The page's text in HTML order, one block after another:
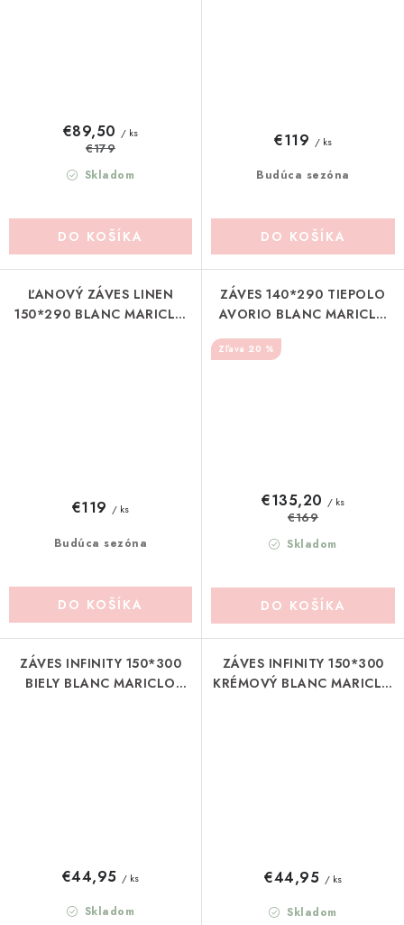
Skladom
€89,50 / ks
€179
DO KOŠÍKA
Budúca sezóna
€119 / ks
DO KOŠÍKA
ĽANOVÝ ZÁVES LINEN
150*290 BLANC MARICLO
Budúca sezóna
€119 / ks
DO KOŠÍKA
ZÁVES 140*290 TIEPOLO
AVORIO BLANC MARICLO
(A3100899BI)
20 %
Skladom
€135,20 / ks
€169
DO KOŠÍKA
ZÁVES INFINITY 150*300
BIELY BLANC MARICLO
Skladom
€44,95 / ks
ZÁVES INFINITY 150*300
KRÉMOVÝ BLANC MARICLO
Skladom
€44,95 / ks